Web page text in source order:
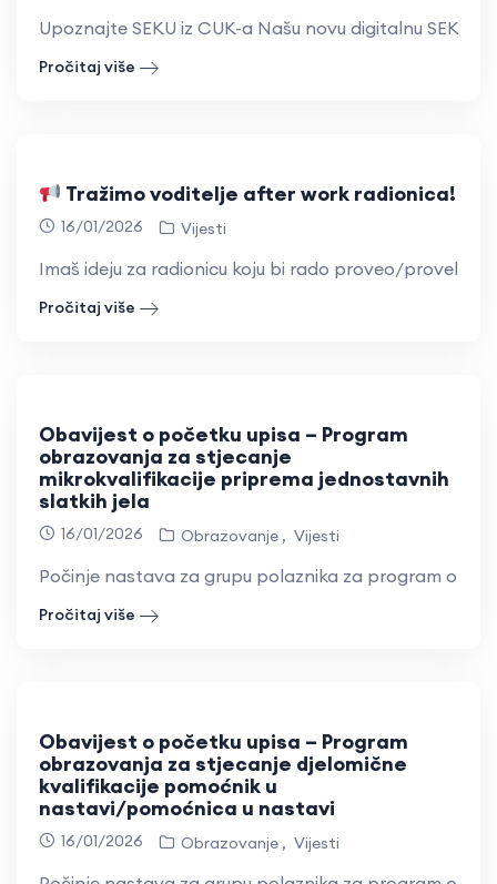
Upoznajte SEKU iz CUK-a Našu novu digitalnu SEKU,
Pročitaj više
Tražimo voditelje after work radionica!
16/01/2026 Vijesti
Imaš ideju za radionicu koju bi rado proveo/provela?
Pročitaj više
Obavijest o početku upisa – Program
obrazovanja za stjecanje
mikrokvalifikacije priprema jednostavnih
slatkih jela
16/01/2026 Obrazovanje Vijesti
Počinje nastava za grupu polaznika za program
Pročitaj više
Obavijest o početku upisa – Program
obrazovanja za stjecanje djelomične
kvalifikacije pomoćnik u
nastavi/pomoćnica u nastavi
16/01/2026 Obrazovanje Vijesti